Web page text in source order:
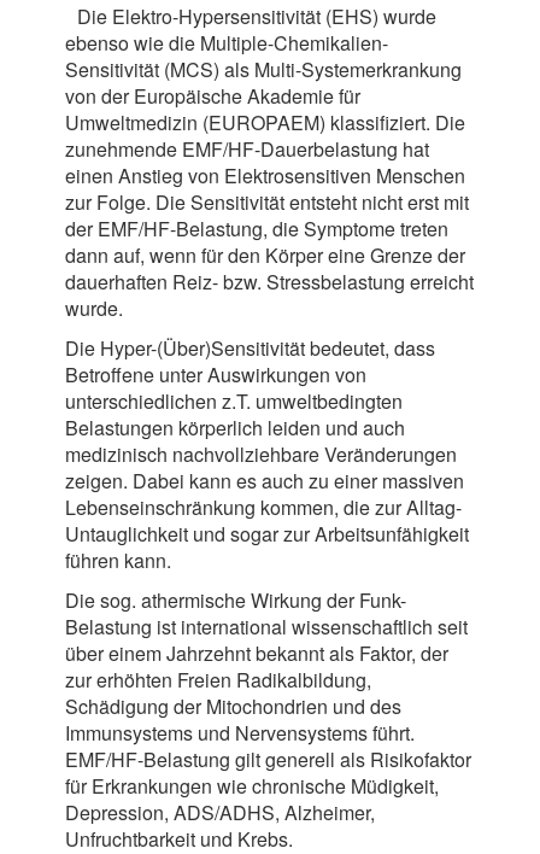
Die Elektro-Hypersensitivität (EHS) wurde
ebenso wie die Multiple-Chemikalien-
Sensitivität (MCS) als Multi-Systemerkrankung
von der Europäische Akademie für
Umweltmedizin (EUROPAEM) klassifiziert. Die
zunehmende EMF/HF-Dauerbelastung hat
einen Anstieg von Elektrosensitiven Menschen
zur Folge. Die Sensitivität entsteht nicht erst mit
der EMF/HF-Belastung, die Symptome treten
dann auf, wenn für den Körper eine Grenze der
dauerhaften Reiz- bzw. Stressbelastung erreicht
wurde.
Die Hyper-(Über)Sensitivität bedeutet, dass
Betroffene unter Auswirkungen von
unterschiedlichen z.T. umweltbedingten
Belastungen körperlich leiden und auch
medizinisch nachvollziehbare Veränderungen
zeigen. Dabei kann es auch zu einer massiven
Lebenseinschränkung kommen, die zur Alltag-
Untauglichkeit und sogar zur Arbeitsunfähigkeit
führen kann.
Die sog. athermische Wirkung der Funk-
Belastung ist international wissenschaftlich seit
über einem Jahrzehnt bekannt als Faktor, der
zur erhöhten Freien Radikalbildung,
Schädigung der Mitochondrien und des
Immunsystems und Nervensystems führt.
EMF/HF-Belastung gilt generell als Risikofaktor
für Erkrankungen wie chronische Müdigkeit,
Depression, ADS/ADHS, Alzheimer,
Unfruchtbarkeit und Krebs.